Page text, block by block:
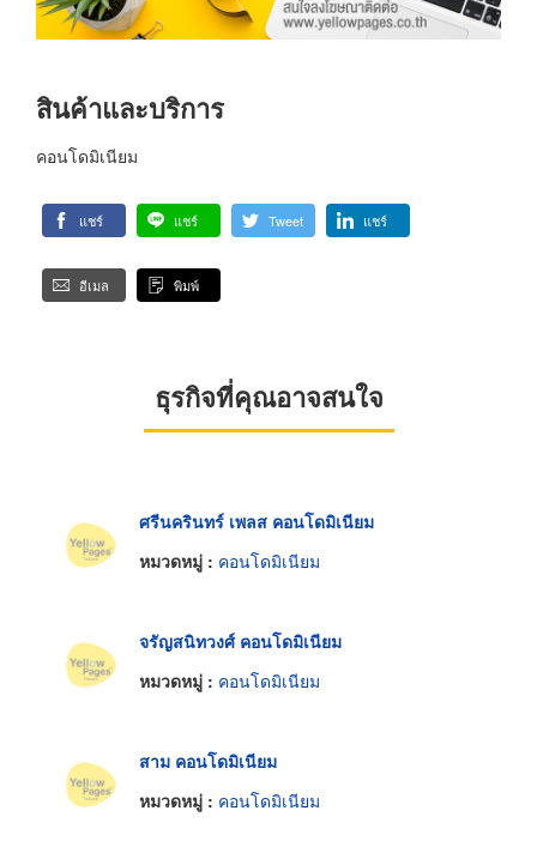
สินค้าและบริการ
คอนโดมิเนียม
แชร์ แชร์ Tweet แชร์
อีเมล พิมพ์
ธุรกิจที่คุณอาจสนใจ
ศรีนครินทร์ เพลส คอนโดมิเนียม
หมวดหมู่ : คอนโดมิเนียม
จรัญสนิทวงศ์ คอนโดมิเนียม
หมวดหมู่ : คอนโดมิเนียม
สาม คอนโดมิเนียม
หมวดหมู่ : คอนโดมิเนียม